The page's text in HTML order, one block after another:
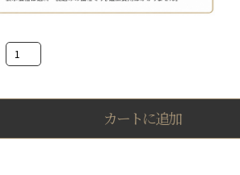
Salvador
ル
ル
カートに追加